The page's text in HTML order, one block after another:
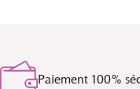
Paiement 100%